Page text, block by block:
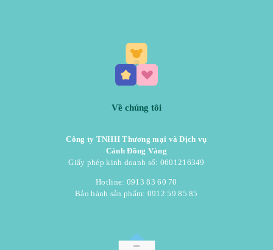
Về chúng tôi
Công ty TNHH Thương mại và Dịch vụ
Cánh Đồng Vàng
Giấy phép kinh doanh số: 0601216349
Hotline: 0913 83 60 70
Bảo hành sản phẩm: 0912 59 85 85